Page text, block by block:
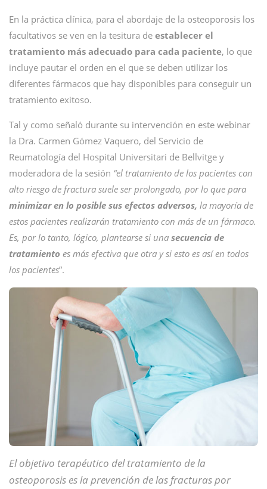
En la práctica clínica, para el abordaje de la osteoporosis los
facultativos se ven en la tesitura de establecer el
tratamiento más adecuado para cada paciente, lo que
incluye pautar el orden en el que se deben utilizar los
diferentes fármacos que hay disponibles para conseguir un
tratamiento exitoso.
Tal y como señaló durante su intervención en este webinar
la Dra. Carmen Gómez Vaquero, del Servicio de
Reumatología del Hospital Universitari de Bellvitge y
moderadora de la sesión “el tratamiento de los pacientes con
alto riesgo de fractura suele ser prolongado, por lo que para
minimizar en lo posible sus efectos adversos, la mayoría de
estos pacientes realizarán tratamiento con más de un fármaco.
Es, por lo tanto, lógico, plantearse si una secuencia de
tratamiento es más efectiva que otra y si esto es así en todos
los pacientes”.
El objetivo terapéutico del tratamiento de la
osteoporosis es la prevención de las fracturas por